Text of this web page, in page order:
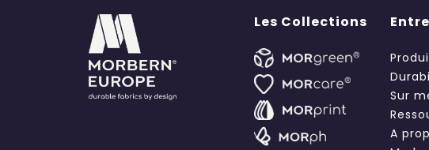
Les Collections
Sur
A